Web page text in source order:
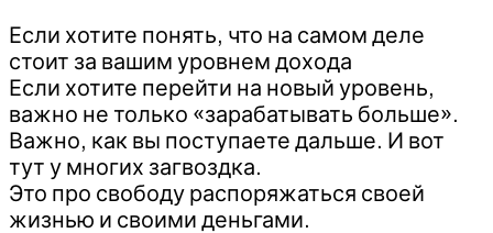
Если хотите понять, что на самом деле
стоит за вашим уровнем дохода
Если хотите перейти на новый уровень,
важно не только «зарабатывать больше».
Важно, как вы поступаете дальше. И вот
тут у многих загвоздка.
Это про свободу распоряжаться своей
жизнью и своими деньгами.